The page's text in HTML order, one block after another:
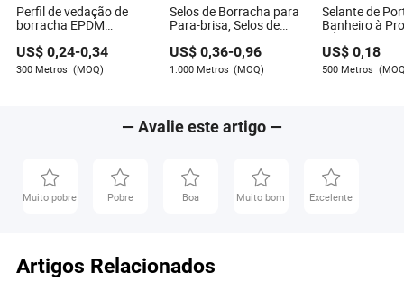
Perfil de vedação de
borracha EPDM
de chuveiro para janela
de vidro e carro
US$0,24-0,34
300 Metros (MOQ)
Selos de Borracha para
Para-brisa, Selos de
de Borracha
Automotivos, Selos de
Borracha para Janelas
Qualidade, Selos de
Borracha para Portas
US$ 0,36-0,96
1.000 Metros (MOQ)
Selante de
Banheiro à
d'Água, Faixa
para
de Vidro
US$0,18
500 Metros
— Avalie este artigo —
Muito pobre Pobre Boa Muito bom Excelente
Artigos Relacionados